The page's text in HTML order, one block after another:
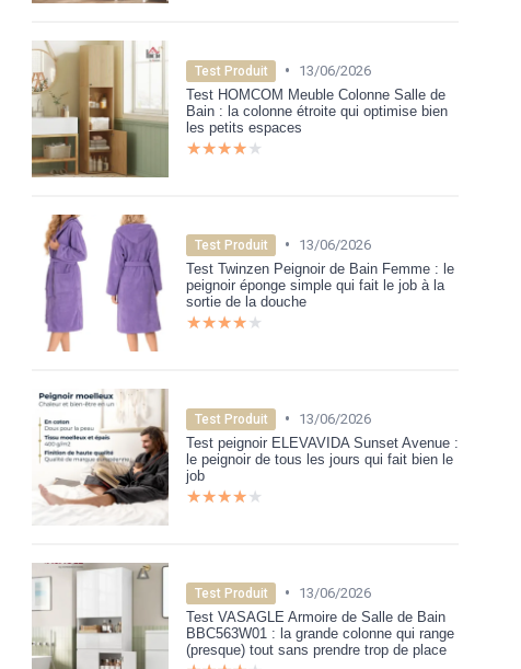
Test Produit •
13/06/2026
Test HOMCOM Meuble Colonne Salle de
Bain : la colonne étroite qui optimise bien
les petits espaces
★★★★★
★★★★★
Test Produit •
13/06/2026
Test Twinzen Peignoir de Bain Femme : le
peignoir éponge simple qui fait le job à la
sortie de la douche
★★★★★
★★★★★
Test Produit •
13/06/2026
Test peignoir ELEVAVIDA Sunset Avenue :
le peignoir de tous les jours qui fait bien le
job
★★★★★
★★★★★
Test Produit •
13/06/2026
Test VASAGLE Armoire de Salle de Bain
BBC563W01 : la grande colonne qui range
(presque) tout sans prendre trop de place